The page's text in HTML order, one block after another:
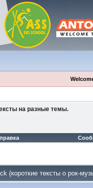
на разные темы.
(короткие тексты о рок-